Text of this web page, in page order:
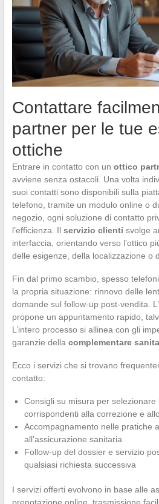
Contattare
partner per le tue
ottiche
Entrare in contatto con un ottico
avviene senza ostacoli. Una volta
suoi contatti sono disponibili sulla
telefono, tramite un modulo online o
negozio, ogni soluzione di contatto
l’efficienza. Il servizio clienti svolge
interfaccia, orientando verso l’ottico
delle esigenze, della localizzazione o
Fin dal primo scambio, spesso
la propria situazione: rinnovo delle
domande sul follow-up post-vendita.
propone un appuntamento rapido,
L’intero processo si allinea con gli
garanzie della complementare
Ecco i servizi che si trovano
contatto:
Consigli su misura per
corrispondenti alla correzione e
Accompagnamento nelle pratiche
all’assicurazione sanitaria
Follow-up del dossier e servizio
qualsiasi richiesta successiva
I servizi offerti evolvono in base alle